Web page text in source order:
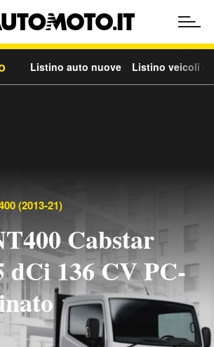
Listino auto nuove Listino veicoli
(2013-21)
Cabstar
dCi 136 CV PC-